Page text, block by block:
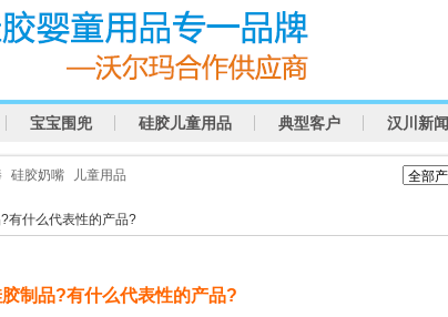
宝宝围兜 硅胶儿童用品 典型客户 汉川新闻
硅胶奶嘴 儿童用品
有什么代表性的产品?
制品?有什么代表性的产品?